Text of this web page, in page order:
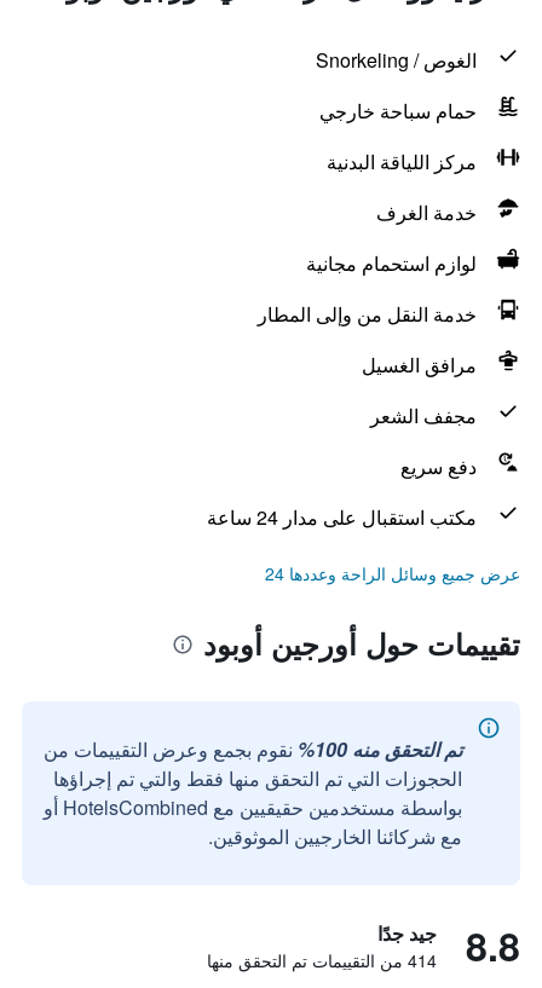
الغوص / Snorkeling
حمام سباحة خارجي
مركز اللياقة البدنية
خدمة الغرف
لوازم استحمام مجانية
خدمة النقل من وإلى المطار
مرافق الغسيل
مجفف الشعر
دفع سريع
مكتب استقبال على مدار 24 ساعة
عرض جميع وسائل الراحة وعددها 24
تقييمات حول أورجين أوبود
تم التحقق منه 100%
نقوم بجمع وعرض التقييمات من
الحجوزات التي تم التحقق منها فقط والتي تم إجراؤها
بواسطة مستخدمين حقيقيين مع HotelsCombined أو
مع شركائنا الخارجيين الموثوقين.
8.8 جيد جدًا
414 من التقييمات تم التحقق منها